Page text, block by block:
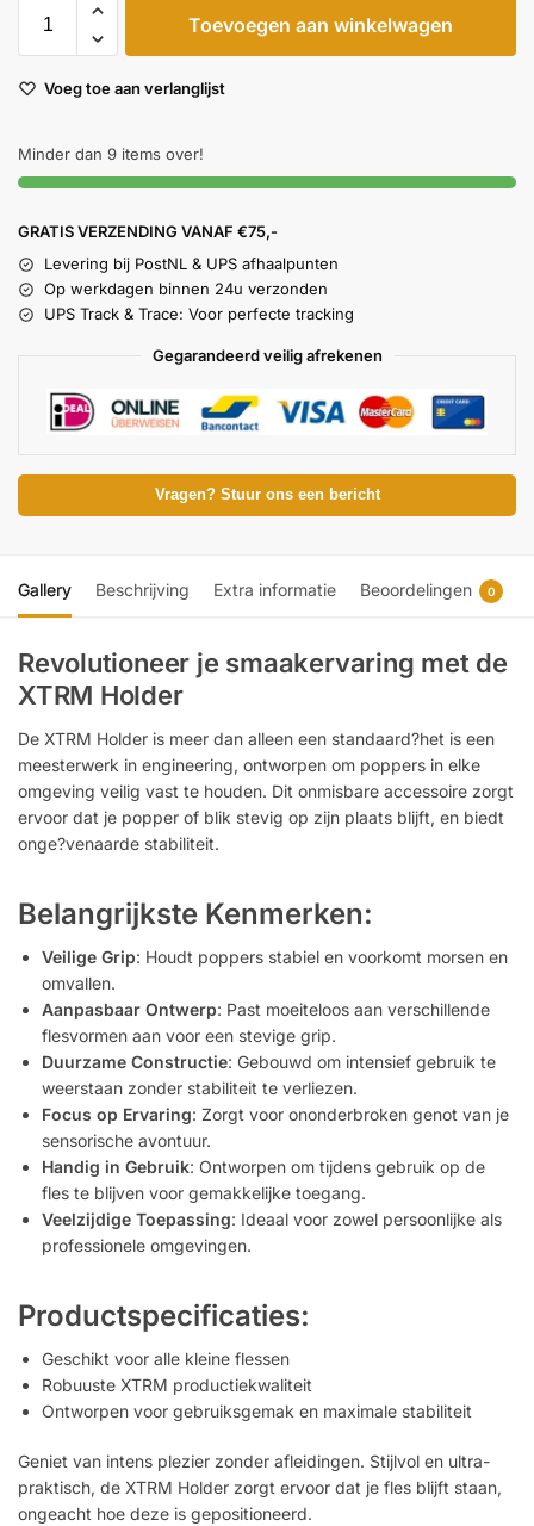
Toevoegen aan winkelwagen
Voeg toe aan verlanglijst
Minder dan 9 items over!
GRATIS VERZENDING VANAF €75,-
Levering bij PostNL & UPS afhaalpunten
Op werkdagen binnen 24u verzonden
UPS Track & Trace: Voor perfecte tracking
Gegarandeerd veilig afrekenen
Vragen? Stuur ons een bericht
Gallery Beschrijving Extra informatie Beoordelingen 0
Revolutioneer je smaakervaring met de
XTRM Holder
De XTRM Holder is meer dan alleen een standaard?het is een
meesterwerk in engineering, ontworpen om poppers in elke
omgeving veilig vast te houden. Dit onmisbare accessoire zorgt
ervoor dat je popper of blik stevig op zijn plaats blijft, en biedt
onge?venaarde stabiliteit.
Belangrijkste Kenmerken:
Veilige Grip: Houdt poppers stabiel en voorkomt morsen en
omvallen.
Aanpasbaar Ontwerp: Past moeiteloos aan verschillende
flesvormen aan voor een stevige grip.
Duurzame Constructie: Gebouwd om intensief gebruik te
weerstaan zonder stabiliteit te verliezen.
Focus op Ervaring: Zorgt voor ononderbroken genot van je
sensorische avontuur.
Handig in Gebruik: Ontworpen om tijdens gebruik op de
fles te blijven voor gemakkelijke toegang.
Veelzijdige Toepassing: Ideaal voor zowel persoonlijke als
professionele omgevingen.
Productspecificaties:
Geschikt voor alle kleine flessen
Robuuste XTRM productiekwaliteit
Ontworpen voor gebruiksgemak en maximale stabiliteit
Geniet van intens plezier zonder afleidingen. Stijlvol en ultra-
praktisch, de XTRM Holder zorgt ervoor dat je fles blijft staan,
ongeacht hoe deze is gepositioneerd.